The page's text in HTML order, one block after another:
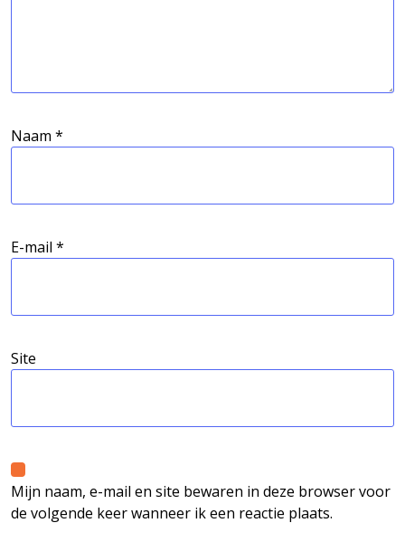
Naam *
E-mail *
Site
Mijn naam, e-mail en site bewaren in deze browser voor
de volgende keer wanneer ik een reactie plaats.